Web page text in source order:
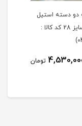
دو دسته استیل
یونیک سایز 28 کد کالا :
تومان